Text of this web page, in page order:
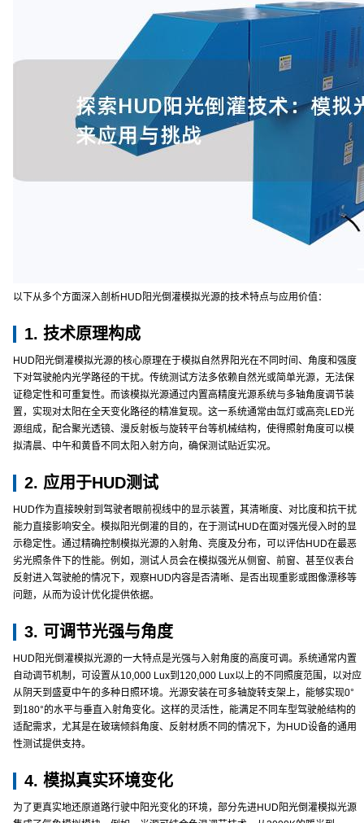
以下从多个方面深入剖析HUD阳光倒灌模拟光源的技术特点与应用价值：
1. 技术原理构成
HUD阳光倒灌模拟光源的核心原理在于模拟自然界阳光在不同时间、角度和强度
下对驾驶舱内光学路径的干扰。传统测试方法多依赖自然光或简单光源，无法保
证稳定性和可重复性。而该模拟光源通过内置高精度光源系统与多轴角度调节装
置，实现对太阳在全天变化路径的精准复现。这一系统通常由氙灯或高亮LED光
源组成，配合聚光透镜、漫反射板与旋转平台等机械结构，使得照射角度可以模
拟清晨、中午和黄昏不同太阳入射方向，确保测试贴近实况。
2. 应用于HUD测试
HUD作为直接映射到驾驶者眼前视线中的显示装置，其清晰度、对比度和抗干扰
能力直接影响安全。模拟阳光倒灌的目的，在于测试HUD在面对强光侵入时的显
示稳定性。通过精确控制模拟光源的入射角、亮度及分布，可以评估HUD在最恶
劣光照条件下的性能。例如，测试人员会在模拟强光从侧窗、前窗、甚至仪表台
反射进入驾驶舱的情况下，观察HUD内容是否清晰、是否出现重影或图像漂移等
问题，从而为设计优化提供依据。
3. 可调节光强与角度
HUD阳光倒灌模拟光源的一大特点是光强与入射角度的高度可调。系统通常内置
自动调节机制，可设置从10,000 Lux到120,000 Lux以上的不同照度范围，以对应
从阴天到盛夏中午的多种日照环境。光源安装在可多轴旋转支架上，能够实现0°
到180°的水平与垂直入射角变化。这样的灵活性，能满足不同车型驾驶舱结构的
适配需求，尤其是在玻璃倾斜角度、反射材质不同的情况下，为HUD设备的通用
性测试提供支持。
4. 模拟真实环境变化
为了更真实地还原道路行驶中阳光变化的环境，部分先进HUD阳光倒灌模拟光源